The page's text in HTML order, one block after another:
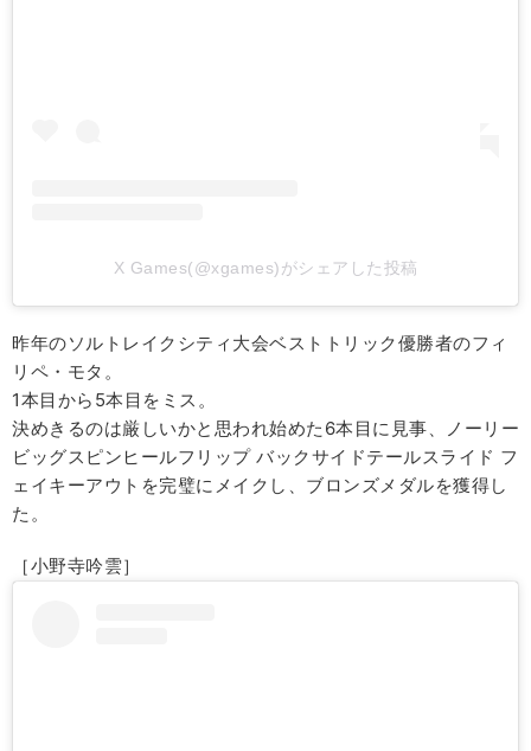
X Games(@xgames)がシェアした投稿
昨年のソルトレイクシティ大会ベストトリック優勝者のフィ
リペ・モタ。
1本目から5本目をミス。
決めきるのは厳しいかと思われ始めた6本目に見事、ノーリー
ビッグスピンヒールフリップ バックサイドテールスライド フ
ェイキーアウトを完璧にメイクし、ブロンズメダルを獲得し
た。
［小野寺吟雲］